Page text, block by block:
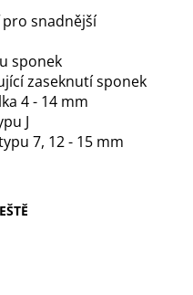
snadnější
sponek
zaseknutí sponek
4 - 14 mm
J
7, 12 - 15 mm